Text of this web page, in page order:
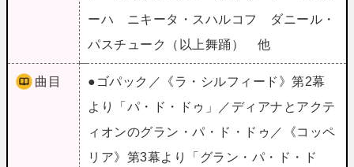
ーハ ニキータ・スハルコフ ダニール・
パスチューク（以上舞踊） 他
曲目
●ゴパック／《ラ・シルフィード》第2幕
より「パ・ド・ドゥ」／ディアナとアクテ
ィオンのグラン・パ・ド・ドゥ／《コッペ
リア》第3幕より「グラン・パ・ド・ド